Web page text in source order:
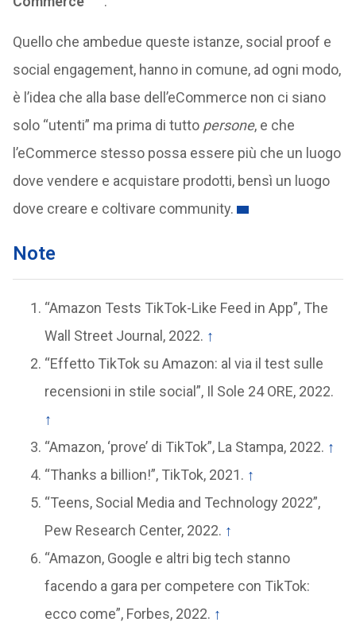
Quello che ambedue queste istanze, social proof e
social engagement, hanno in comune, ad ogni modo,
è l’idea che alla base dell’eCommerce non ci siano
solo “utenti” ma prima di tutto persone, e che
l’eCommerce stesso possa essere più che un luogo
dove vendere e acquistare prodotti, bensì un luogo
dove creare e coltivare community.
Note
“Amazon Tests TikTok-Like Feed in App”, The
Wall Street Journal, 2022. ↑
“Effetto TikTok su Amazon: al via il test sulle
recensioni in stile social”, Il Sole 24 ORE, 2022.
↑
“Amazon, ‘prove’ di TikTok”, La Stampa, 2022. ↑
“Thanks a billion!”, TikTok, 2021. ↑
“Teens, Social Media and Technology 2022”,
Pew Research Center, 2022. ↑
“Amazon, Google e altri big tech stanno
facendo a gara per competere con TikTok:
ecco come”, Forbes, 2022. ↑